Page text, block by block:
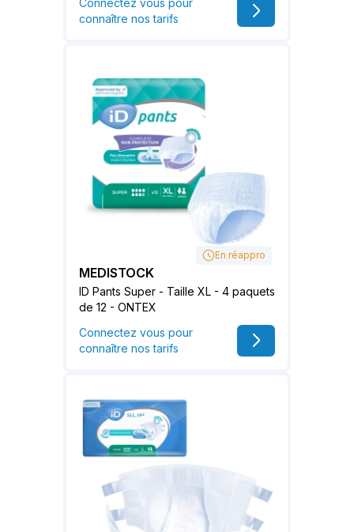
connaître nos tarifs
En réappro
MEDISTOCK
ID Pants Super - Taille XL - 4 paquets
de 12 - ONTEX
Connectez vous pour
connaître nos tarifs